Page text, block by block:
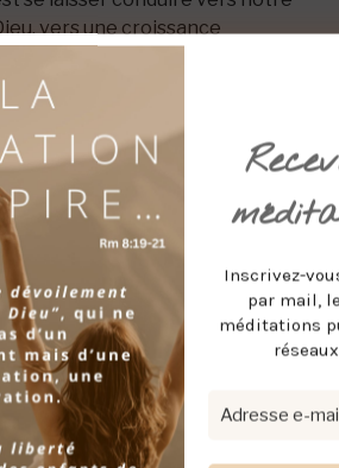
vers une croissance
, la matrice
profondeur
« eaux intérieures » où notre
intérieures nous donnent
ou nous fait réagir
; elle requiert une
de soi. Ce travail
une vraie
Inscrivez-
par mail,
méditations